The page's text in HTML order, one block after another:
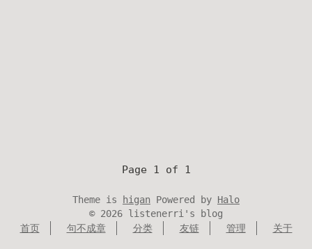
Page 1 of 1
Theme is higan Powered by Halo
© 2026 listenerri's blog
首页
句不成章 分类 友链 管理 关于